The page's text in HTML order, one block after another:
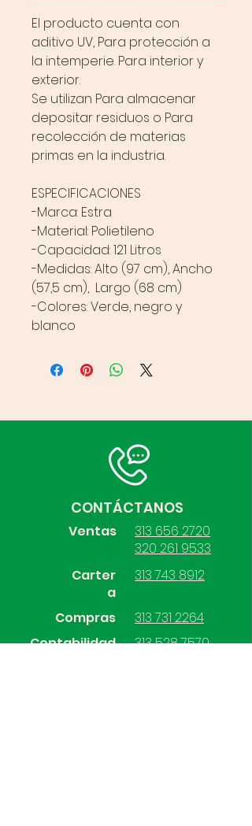
El producto cuenta con
aditivo UV, Para protección a
la intemperie. Para interior y
exterior.
Se utilizan Para almacenar
depositar residuos o Para
recolección de materias
primas en la industria.
ESPECIFICACIONES
-Marca: Estra
-Material: Polietileno
-Capacidad: 121 Litros
-Medidas: Alto (97 cm), Ancho
(57,5 cm), Largo (68 cm)
-Colores: Verde, negro y
blanco
CONTÁCTANOS
Ventas
313 656 2720
320 261 9533
Carter
a
Compras
Contabilidad
313 743 8912
313 731 2264
313 528 7570